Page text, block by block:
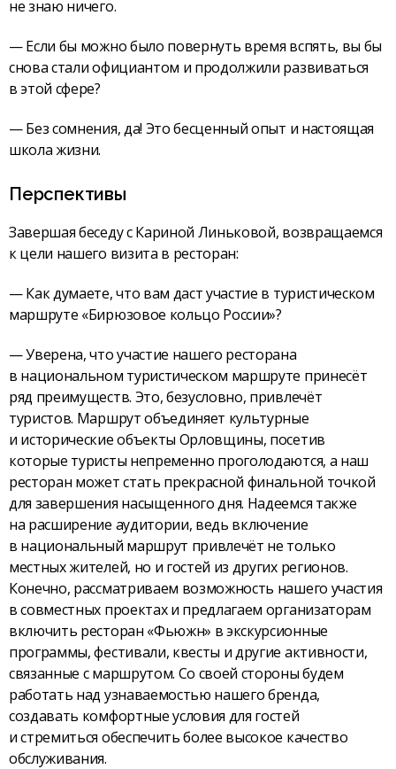
не знаю ничего.
— Если бы можно было повернуть время вспять, вы бы
снова стали официантом и продолжили развиваться
в этой сфере?
— Без сомнения, да! Это бесценный опыт и настоящая
школа жизни.
Перспективы
Завершая беседу с Кариной Линьковой, возвращаемся
к цели нашего визита в ресторан:
— Как думаете, что вам даст участие в туристическом
маршруте «Бирюзовое кольцо России»?
— Уверена, что участие нашего ресторана
в национальном туристическом маршруте принесёт
ряд преимуществ. Это, безусловно, привлечёт
туристов. Маршрут объединяет культурные
и исторические объекты Орловщины, посетив
которые туристы непременно проголодаются, а наш
ресторан может стать прекрасной финальной точкой
для завершения насыщенного дня. Надеемся также
на расширение аудитории, ведь включение
в национальный маршрут привлечёт не только
местных жителей, но и гостей из других регионов.
Конечно, рассматриваем возможность нашего участия
в совместных проектах и предлагаем организаторам
включить ресторан «Фьюжн» в экскурсионные
программы, фестивали, квесты и другие активности,
связанные с маршрутом. Со своей стороны будем
работать над узнаваемостью нашего бренда,
создавать комфортные условия для гостей
и стремиться обеспечить более высокое качество
обслуживания.